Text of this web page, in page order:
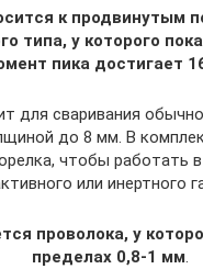
к продвинутым
типа, у которого
пика достигает
для сваривания
до 8 мм. В
чтобы работать
или инертного
проволока, у
пределах 0,8-1 мм.